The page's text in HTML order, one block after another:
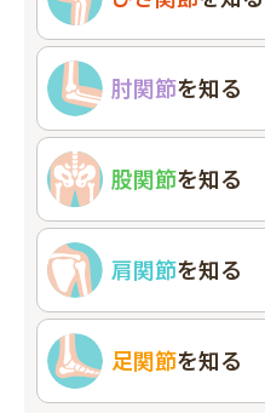
肘関節を知る
股関節を知る
肩関節を知る
足関節を知る